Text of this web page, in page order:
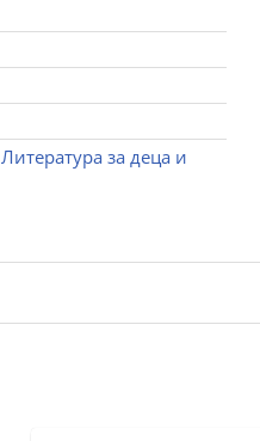
Литература за деца и